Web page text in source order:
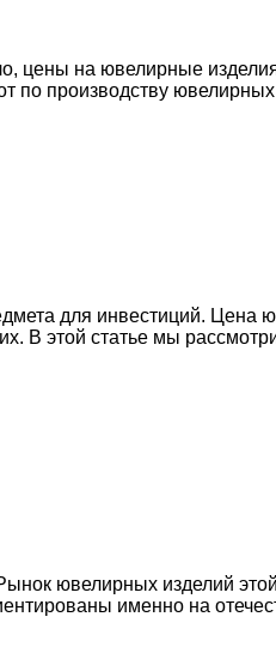
цены на ювелирные
по производству ювелирных
для инвестиций. Цена
В этой статье мы
ювелирных изделий
именно на